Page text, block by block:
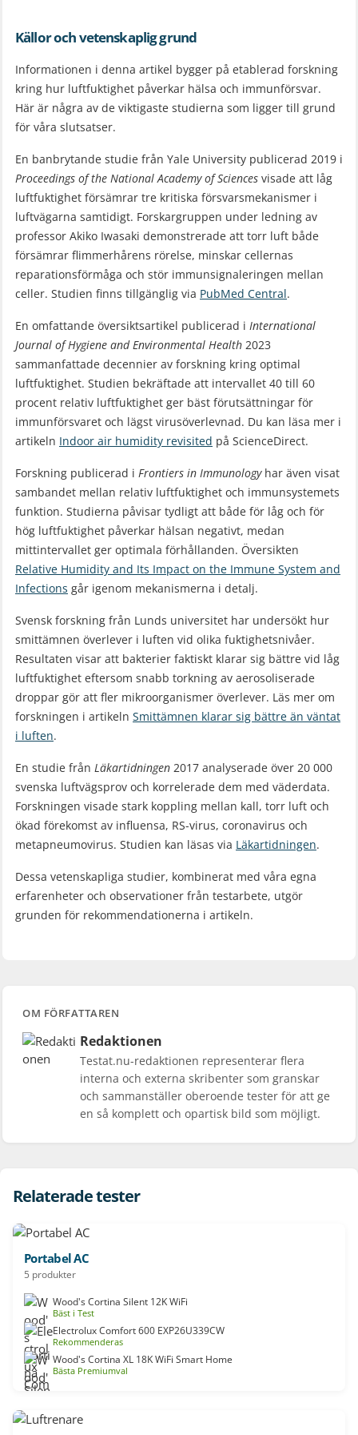
Källor och vetenskaplig grund
Informationen i denna artikel bygger på etablerad forskning
kring hur luftfuktighet påverkar hälsa och immunförsvar.
Här är några av de viktigaste studierna som ligger till grund
för våra slutsatser.
En banbrytande studie från Yale University publicerad 2019 i
Proceedings of the National Academy of Sciences visade att låg
luftfuktighet försämrar tre kritiska försvarsmekanismer i
luftvägarna samtidigt. Forskargruppen under ledning av
professor Akiko Iwasaki demonstrerade att torr luft både
försämrar flimmerhårens rörelse, minskar cellernas
reparationsförmåga och stör immunsignaleringen mellan
celler. Studien finns tillgänglig via PubMed Central.
En omfattande översiktsartikel publicerad i International
Journal of Hygiene and Environmental Health 2023
sammanfattade decennier av forskning kring optimal
luftfuktighet. Studien bekräftade att intervallet 40 till 60
procent relativ luftfuktighet ger bäst förutsättningar för
immunförsvaret och lägst virusöverlevnad. Du kan läsa mer i
artikeln Indoor air humidity revisited på ScienceDirect.
Forskning publicerad i Frontiers in Immunologyhar även visat
sambandet mellan relativ luftfuktighet och immunsystemets
funktion. Studierna påvisar tydligt att både för låg och för
hög luftfuktighet påverkar hälsan negativt, medan
mittintervallet ger optimala förhållanden. Översikten
Relative Humidity and Its Impact on the Immune System and
Infections går igenom mekanismerna i detalj.
Svensk forskning från Lunds universitet har undersökt hur
smittämnen överlever i luften vid olika fuktighetsnivåer.
Resultaten visar att bakterier faktiskt klarar sig bättre vid låg
luftfuktighet eftersom snabb torkning av aerosoliserade
droppar gör att fler mikroorganismer överlever. Läs mer om
forskningen i artikeln Smittämnen klarar sig bättre än väntat
i luften.
En studie från Läkartidningen 2017 analyserade över 20 000
svenska luftvägsprov och korrelerade dem med väderdata.
Forskningen visade stark koppling mellan kall, torr luft och
ökad förekomst av influensa, RS-virus, coronavirus och
metapneumovirus. Studien kan läsas via Läkartidningen.
Dessa vetenskapliga studier, kombinerat med våra egna
erfarenheter och observationer från testarbete, utgör
grunden för rekommendationerna i artikeln.
OM FÖRFATTAREN
Redaktionen
Testat.nu-redaktionen representerar flera
interna och externa skribenter som granskar
och sammanställer oberoende tester för att ge
en så komplett och opartisk bild som möjligt.
Relaterade tester
Portabel AC
5 produkter
Wood's Cortina Silent 12K WiFi
Bäst i Test
Electrolux Comfort 600 EXP26U339CW
Rekommenderas
Wood's Cortina XL 18K WiFi Smart Home
Bästa Premiumval